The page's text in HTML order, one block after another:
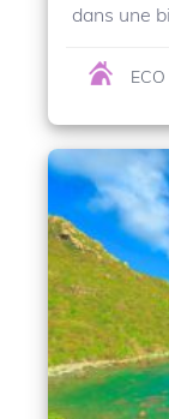
dans une